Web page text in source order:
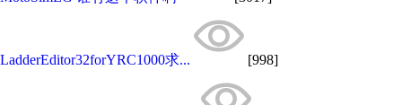
LadderEditor32forYRC1000求... [998]